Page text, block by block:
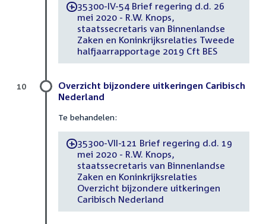
-35300-IV-54 Brief regering d.d. 26
mei 2020 - R.W. Knops,
staatssecretaris van Binnenlandse
Zaken en Koninkrijksrelaties Tweede
halfjaarrapportage 2019 Cft BES
Overzicht bijzondere uitkeringen Caribisch
Nederland
Te behandelen:
-35300-VII-121 Brief regering d.d. 19
mei 2020 - R.W. Knops,
staatssecretaris van Binnenlandse
Zaken en Koninkrijksrelaties
Overzicht bijzondere uitkeringen
Caribisch Nederland
10